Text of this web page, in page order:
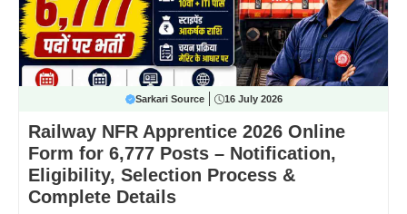
Sarkari Source 16 July 2026
Railway NFR Apprentice 2026 Online
Form for 6,777 Posts – Notification,
Eligibility, Selection Process &
Complete Details